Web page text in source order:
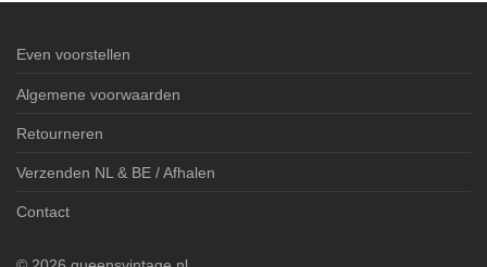
Even voorstellen
Algemene voorwaarden
Retourneren
Verzenden NL & BE / Afhalen
Contact